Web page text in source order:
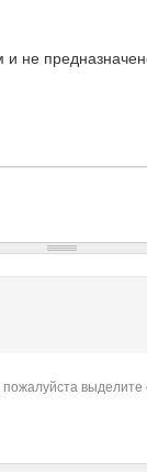
не
пожалуйста